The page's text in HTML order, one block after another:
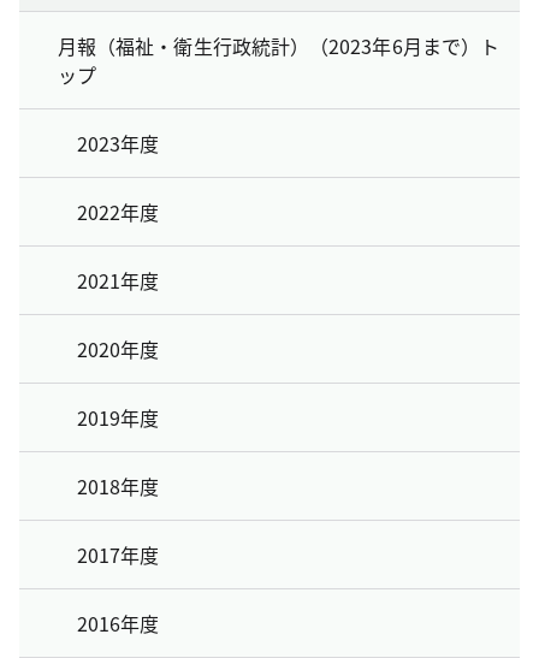
月報（福祉・衛生行政統計）（2023年6月まで）ト
ップ
2023年度
2022年度
2021年度
2020年度
2019年度
2018年度
2017年度
2016年度